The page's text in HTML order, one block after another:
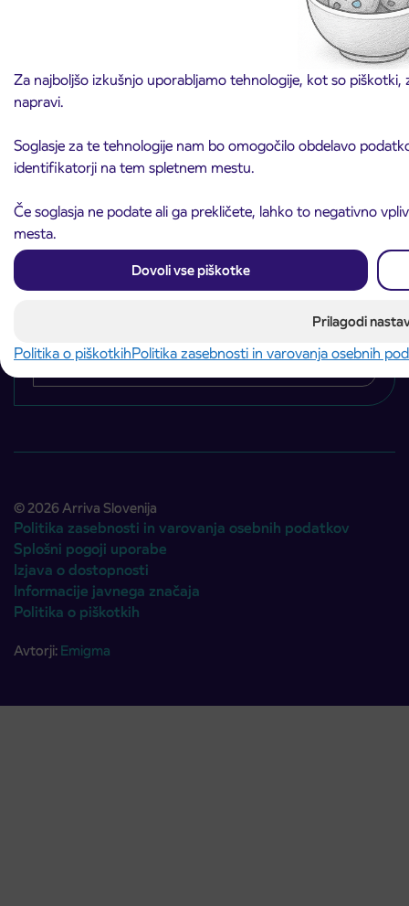
Za najboljšo izkušnjo uporabljamo tehnologije, kot so
napravi.
Soglasje za te tehnologije nam bo omogočilo obdelavo
identifikatorji na tem spletnem mestu.
Če soglasja ne podate ali ga prekličete, lahko to negativno
mesta.
Dovoli vse piškotke
Prilagodi
Politika o piškotkihPolitika zasebnosti in varovanja osebnih
INFO center
090 74 11
Cena za klice iz Telekomovega omrežja je 0,4172
operaterji.
Kontaktirajte nas
Naslednji korak
© 2026 Arriva Slovenija
Politika zasebnosti in varovanja osebnih podatkov
Splošni pogoji uporabe
Izjava o dostopnosti
Informacije javnega značaja
Politika o piškotkih
Avtorji: Emigma